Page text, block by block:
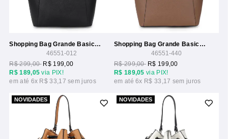
Shopping Bag Grande Basica Com Recortes
46551-012
R$ 189,05 via PIX!
R$ 299,00 R$ 199,00
6x R$ 33,17
Shopping Bag Grande Basica Com Recortes
46551-440
R$ 189,05 via PIX!
R$ 299,00 R$ 199,00
6x R$ 33,17
NOVIDADES NOVIDADES